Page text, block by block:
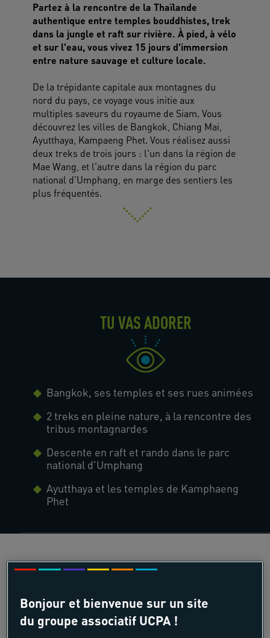
Partez à la rencontre de la Thaïlande
authentique entre temples bouddhistes, trek
dans la jungle et raft sur rivière. À pied, à vélo
et sur l'eau, vous vivez 15 jours d'immersion
entre nature sauvage et culture locale.
De la trépidante capitale aux montagnes du
nord du pays, ce voyage vous initie aux
multiples saveurs du royaume de Siam. Vous
découvrez les villes de Bangkok, Chiang Mai,
Ayutthaya, Kampaeng Phet. Vous réalisez aussi
deux treks de trois jours : l'un dans la région de
Mae Wang, et l'autre dans la région du parc
national d’Umphang, en marge des sentiers les
plus fréquentés.
TU VAS ADORER
Bangkok, ses temples et ses rues animées
2 treks en pleine nature, à la rencontre des
tribus montagnardes
Descente en raft et rando dans le parc
national d'Umphang
Ayutthaya et les temples de Kamphaeng
Phet
Bonjour et bienvenue sur un site
du groupe associatif UCPA !